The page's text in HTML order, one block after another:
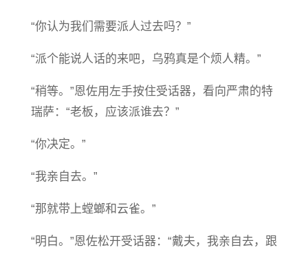
“你认为我们需要派人过去吗？”
“派个能说人话的来吧，乌鸦真是个烦人精。”
“稍等。”恩佐用左手按住受话器，看向严肃的特
瑞萨：“老板，应该派谁去？”
“你决定。”
“我亲自去。”
“那就带上螳螂和云雀。”
“明白。”恩佐松开受话器：“戴夫，我亲自去，跟